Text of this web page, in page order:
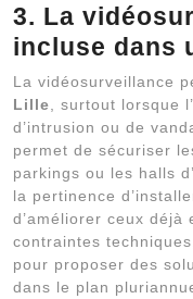
3. La
incluse dans
La vidéosurveillance
Lille , surtout lorsque
d’intrusion ou de
permet de sécuriser
parkings ou les halls
la pertinence
d’améliorer ceux
contraintes
pour proposer des
dans le plan